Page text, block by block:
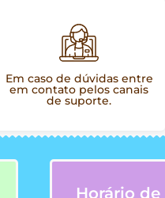
Em caso de dúvidas entre
em contato pelos canais
de suporte.
Horário de